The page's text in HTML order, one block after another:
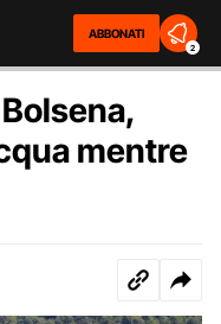
ABBONATI
2
mentre